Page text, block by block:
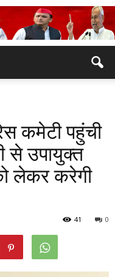
कमेटी पहुंची
से उपायुक्त
लेकर करेगी
0
41